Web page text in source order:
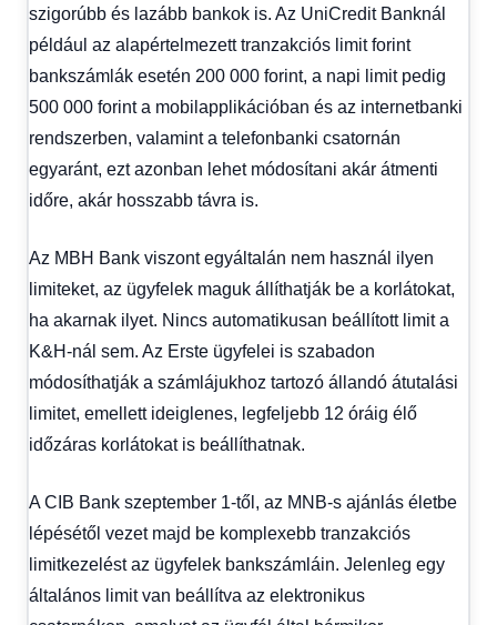
szigorúbb és lazább bankok is. Az UniCredit Banknál
például az alapértelmezett tranzakciós limit forint
bankszámlák esetén 200 000 forint, a napi limit pedig
500 000 forint a mobilapplikációban és az internetbanki
rendszerben, valamint a telefonbanki csatornán
egyaránt, ezt azonban lehet módosítani akár átmenti
időre, akár hosszabb távra is.
Az MBH Bank viszont egyáltalán nem használ ilyen
limiteket, az ügyfelek maguk állíthatják be a korlátokat,
ha akarnak ilyet. Nincs automatikusan beállított limit a
K&H-nál sem. Az Erste ügyfelei is szabadon
módosíthatják a számlájukhoz tartozó állandó átutalási
limitet, emellett ideiglenes, legfeljebb 12 óráig élő
időzáras korlátokat is beállíthatnak.
A CIB Bank szeptember 1-től, az MNB-s ajánlás életbe
lépésétől vezet majd be komplexebb tranzakciós
limitkezelést az ügyfelek bankszámláin. Jelenleg egy
általános limit van beállítva az elektronikus